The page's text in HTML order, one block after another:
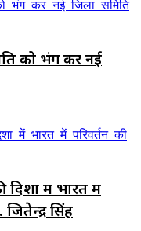
को भंग कर नई
दिशा में भारत में
सिंह